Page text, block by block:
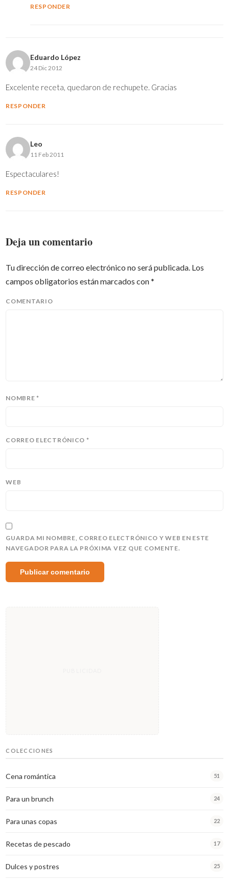
RESPONDER
Eduardo López
24 Dic 2012
Excelente receta, quedaron de rechupete. Gracias
RESPONDER
Leo
11 Feb 2011
Espectaculares!
RESPONDER
Deja un comentario
Tu dirección de correo electrónico no será publicada. Los
campos obligatorios están marcados con*
COMENTARIO
NOMBRE*
CORREO ELECTRÓNICO *
WEB
GUARDA MI NOMBRE, CORREO ELECTRÓNICO Y WEB EN ESTE
NAVEGADOR PARA LA PRÓXIMA VEZ QUE COMENTE.
COLECCIONES
Cena romántica 51
Para un brunch 24
Para unas copas 22
Recetas de pescado 17
Dulces y postres 25